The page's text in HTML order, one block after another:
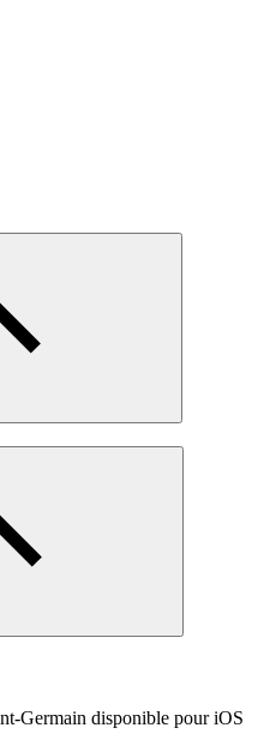
Germain disponible pour iOS